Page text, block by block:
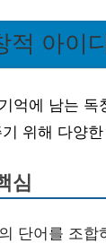
적 아이
억에 남는
위해 다양
심
단어를 조